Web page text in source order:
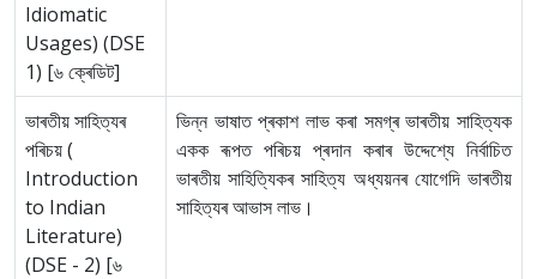
Idiomatic
Usages) (DSE
1) [৬ ক্ৰেডিট]
ভাৰতীয় সাহিত্যৰ
পৰিচয় (
Introduction
to Indian
Literature)
(DSE - 2) [৬
ভিন্ন ভাষাত প্ৰকাশ লাভ কৰা সমগ্ৰ ভাৰতীয় সাহিত্যক
একক ৰূপত পৰিচয় প্ৰদান কৰাৰ উদ্দেশ্যে নিৰ্বাচিত
ভাৰতীয় সাহিত্যিকৰ সাহিত্য অধ্যয়নৰ যোগেদি ভাৰতীয়
সাহিত্যৰ আভাস লাভ।